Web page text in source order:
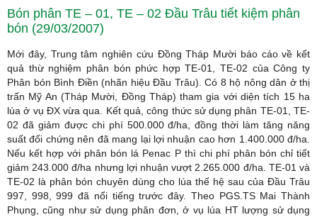
Bón phân TE – 01, TE – 02 Đầu Trâu tiết kiệm phân
bón (29/03/2007)
Mới đây, Trung tâm nghiên cứu Đồng Tháp Mười báo cáo về kết
quả thừ nghiệm phân bón phức hợp TE-01, TE-02 của Công ty
Phân bón Bình Điền (nhãn hiệu Đầu Trâu). Có 8 hộ nông dân ở thị
trấn Mỹ An (Tháp Mười, Đồng Tháp) tham gia với diện tích 15 ha
lúa ở vụ ĐX vừa qua. Kết quả, công thức sử dụng phân TE-01, TE-
02 đã giảm được chi phí 500.000 đ/ha, đồng thời làm tăng năng
suất đối chứng nên đã mang lại lợi nhuận cao hơn 1.400.000 đ/ha.
Nếu kết hợp với phân bón lá Penac P thì chi phí phân bón chỉ tiết
giảm 243.000 đ/ha nhưng lợi nhuận vượt 2.265.000 đ/ha. TE-01 và
TE-02 là phân bón chuyên dùng cho lúa thế hệ sau của Đầu Trâu
997, 998, 999 đã nổi tiếng trước đây. Theo PGS.TS Mai Thành
Phụng, cũng như sử dụng phân đơn, ở vụ lúa HT lượng sử dụng